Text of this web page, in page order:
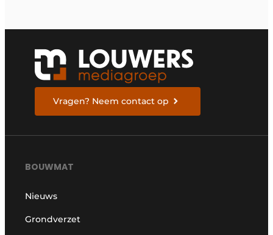
breed scala aan
brandstoffen
Vragen? Neem contact op
BOUWMAT
Nieuws
Grondverzet